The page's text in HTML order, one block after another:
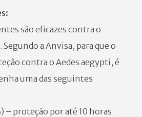
são eficazes contra o
a Anvisa, para que o
contra o Aedes aegypti, é
uma das seguintes
– proteção por até 10 horas